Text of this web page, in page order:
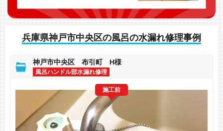
兵庫県神戸市中央区の風呂の水漏れ修理事例
神戸市中央区 布引町 H様
風呂ハンドル部水漏れ修理
施工前